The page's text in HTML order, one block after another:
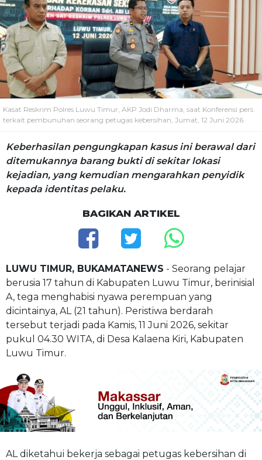
Kasat Reskrim Polres Luwu Timur, AKP Jodi Dharma, saat Konferensi pers
terkait pembunuhan seorang petugas kebersihan, Jumat, 12 Juni 2026.
Keberhasilan pengungkapan kasus ini berawal dari
ditemukannya barang bukti di sekitar lokasi
kejadian, yang kemudian mengarahkan penyidik
kepada identitas pelaku.
BAGIKAN ARTIKEL
LUWU TIMUR, BUKAMATANEWS - Seorang pelajar
berusia 17 tahun di Kabupaten Luwu Timur, berinisial
A, tega menghabisi nyawa perempuan yang
dicintainya, AL (21 tahun). Peristiwa berdarah
tersebut terjadi pada Kamis, 11 Juni 2026, sekitar
pukul 04.30 WITA, di Desa Kalaena Kiri, Kabupaten
Luwu Timur.
AL diketahui bekerja sebagai petugas kebersihan di